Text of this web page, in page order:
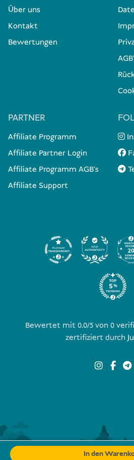
In den
Über uns
Kontakt
Bewertungen
PARTNER
Affiliate Programm
Affiliate Partner Login
Affiliate Programm AGB's
Affiliate Support
Bewertet mit 0.0/5 von 0
zertifiziert durch